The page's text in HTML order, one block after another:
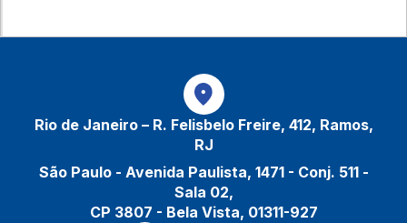
Rio de Janeiro – R. Felisbelo Freire, 412, Ramos,
RJ
São Paulo - Avenida Paulista, 1471 - Conj. 511 -
Sala 02,
CP 3807 - Bela Vista, 01311-927